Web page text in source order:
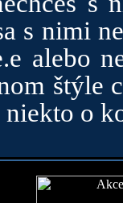
s nimi
alebo
štýle
o